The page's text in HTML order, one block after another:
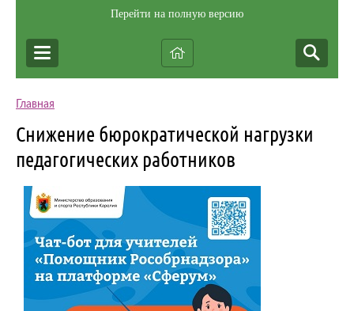
Перейти на полную версию
Главная
Снижение бюрократической нагрузки
педагогических работников